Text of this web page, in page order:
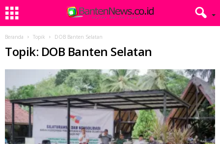
Beranda Topik DOB Banten Selatan
Topik: DOB Banten Selatan